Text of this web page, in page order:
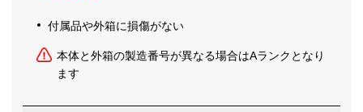
付属品や外箱に損傷がない
本体と外箱の製造番号が異なる場合はAランクとなり
ます